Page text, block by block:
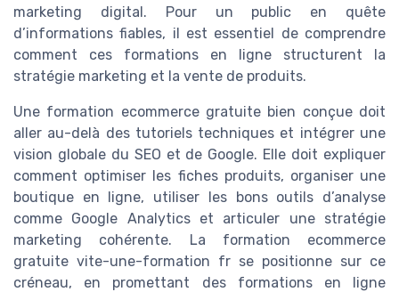
marketing digital. Pour un public en quête
d’informations fiables, il est essentiel de comprendre
comment ces formations en ligne structurent la
stratégie marketing et la vente de produits.
Une formation ecommerce gratuite bien conçue doit
aller au-delà des tutoriels techniques et intégrer une
vision globale du SEO et de Google. Elle doit expliquer
comment optimiser les fiches produits, organiser une
boutique en ligne, utiliser les bons outils d’analyse
comme Google Analytics et articuler une stratégie
marketing cohérente. La formation ecommerce
gratuite vite-une-formation fr se positionne sur ce
créneau, en promettant des formations en ligne